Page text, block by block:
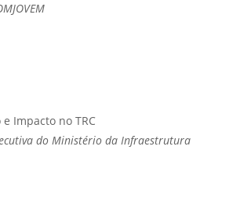
Impacto no TRC
do Ministério da Infraestrutura